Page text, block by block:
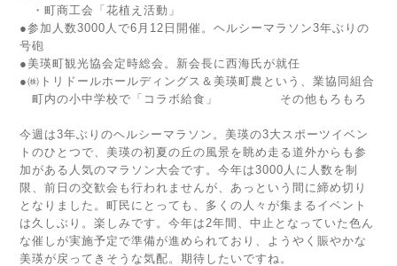
・町商工会「花植え活動」
●参加人数3000人で6月12日開催。ヘルシーマラソン3年ぶりの
号砲
●美瑛町観光協会定時総会。新会長に西海氏が就任
●㈱トリドールホールディングス＆美瑛町農という、業協同組合
町内の小中学校で「コラボ給食」 その他もろもろ
今週は3年ぶりのヘルシーマラソン。美瑛の3大スポーツイベン
トのひとつで、美瑛の初夏の丘の風景を眺め走る道外からも参
加がある人気のマラソン大会です。今年は3000人に人数を制
限、前日の交歓会も行われませんが、あっという間に締め切り
となりました。町民にとっても、多くの人々が集まるイベント
は久しぶり。楽しみです。今年は2年間、中止となっていた色ん
な催しが実施予定で準備が進められており、ようやく賑やかな
美瑛が戻ってきそうな気配。期待したいですね。